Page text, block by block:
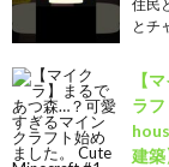
住民
とチ
【
ラ
建築